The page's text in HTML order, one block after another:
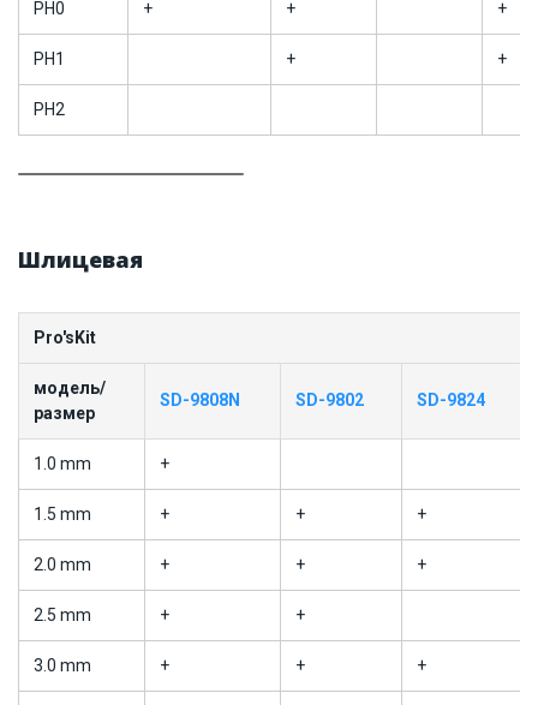
PH0 + + +
PH1 + +
PH2
Шлицевая
Pro'sKit
модель/
размер
SD-9808N SD-9802 SD-9824
1.0 mm +
1.5 mm + + +
2.0 mm + + +
2.5 mm + +
3.0 mm + + +